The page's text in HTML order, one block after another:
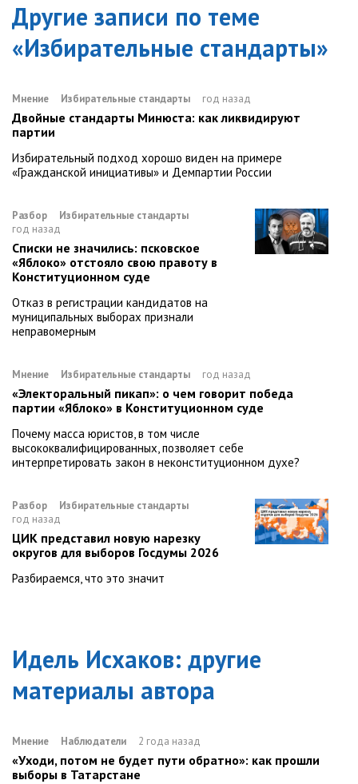
Другие записи по теме
«Избирательные стандарты»
Мнение Избирательные стандарты год назад
Двойные стандарты Минюста: как ликвидируют
партии
Избирательный подход хорошо виден на примере
«Гражданской инициативы» и Демпартии России
Разбор
Избирательные стандарты
год назад
Списки не значились: псковское
«Яблоко» отстояло свою правоту в
Конституционном суде
Отказ в регистрации кандидатов на
муниципальных выборах признали
неправомерным
Мнение Избирательные стандарты год назад
«Электоральный пикап»: о чем говорит победа
партии «Яблоко» в Конституционном суде
Почему масса юристов, в том числе
высококвалифицированных, позволяет себе
интерпретировать закон в неконституционном духе?
Разбор
Избирательные стандарты
год назад
ЦИК представил новую нарезку
округов для выборов Госдумы 2026
Разбираемся, что это значит
Идель Исхаков: другие
материалы автора
Мнение Наблюдатели 2 года назад
«Уходи, потом не будет пути обратно»: как прошли
выборы в Татарстане